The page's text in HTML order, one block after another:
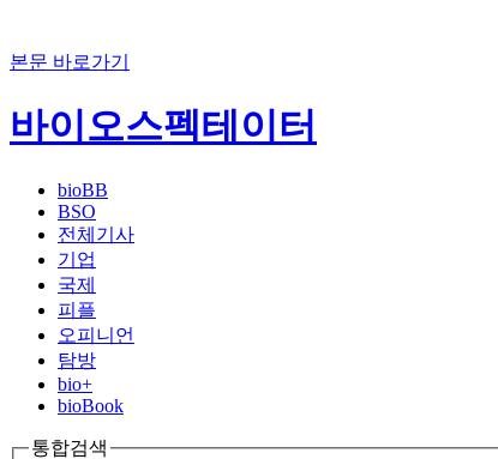
본문 바로가기
바이오스펙테이터
bioBB
BSO
전체기사
기업
국제
피플
오피니언
탐방
bio+
bioBook
통합검색